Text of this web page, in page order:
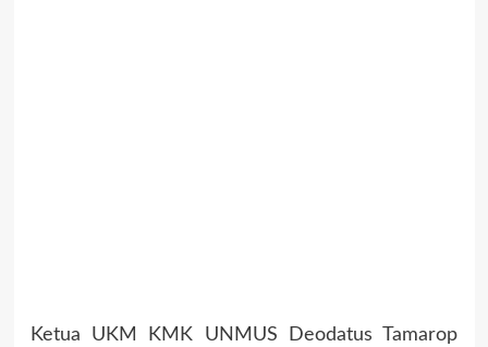
Ketua UKM KMK UNMUS Deodatus Tamarop